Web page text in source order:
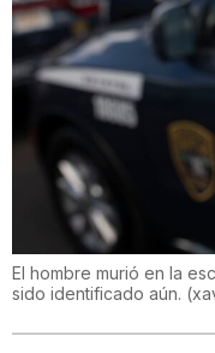
El hombre murió en la
sido identificado aún. (